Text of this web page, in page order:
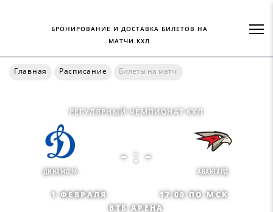
БРОНИРОВАНИЕ И ДОСТАВКА БИЛЕТОВ НА
МАТЧИ КХЛ
Главная Расписание Билеты на матч:
РЕГУЛЯРНЫЙ ЧЕМПИОНАТ КХЛ
ДИНАМО М
- : -
АВАНГАРД
1 ФЕВРАЛЯ
17:00 ПО МСК
ВТБ АРЕНА